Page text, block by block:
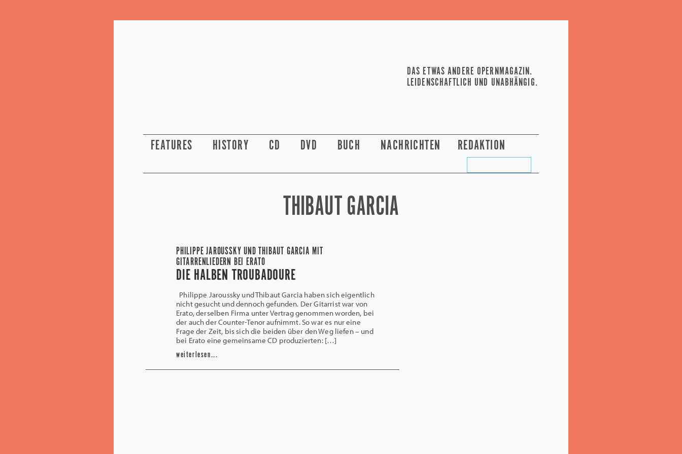
DAS ETWAS ANDERE OPERNMAGAZIN.
LEIDENSCHAFTLICH UND UNABHÄNGIG.
FEATURES HISTORY CD DVD BUCH NACHRICHTEN REDAKTION
THIBAUT GARCIA
PHILIPPE JAROUSSKY UND THIBAUT GARCIA MIT
GITARRENLIEDERN BEI ERATO
DIE HALBEN TROUBADOURE
Philippe Jaroussky und Thibaut Garcia haben sich eigentlich
nicht gesucht und dennoch gefunden. Der Gitarrist war von
Erato, derselben Firma unter Vertrag genommen worden, bei
der auch der Counter-Tenor aufnimmt. So war es nur eine
Frage der Zeit, bis sich die beiden über den Weg liefen – und
bei Erato eine gemeinsame CD produzierten: […]
weiterlesen...